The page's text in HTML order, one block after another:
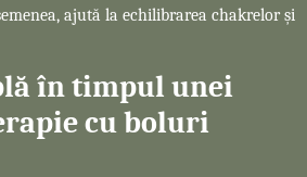
ajută la echilibrarea chakrelor și
în timpul unei
cu boluri